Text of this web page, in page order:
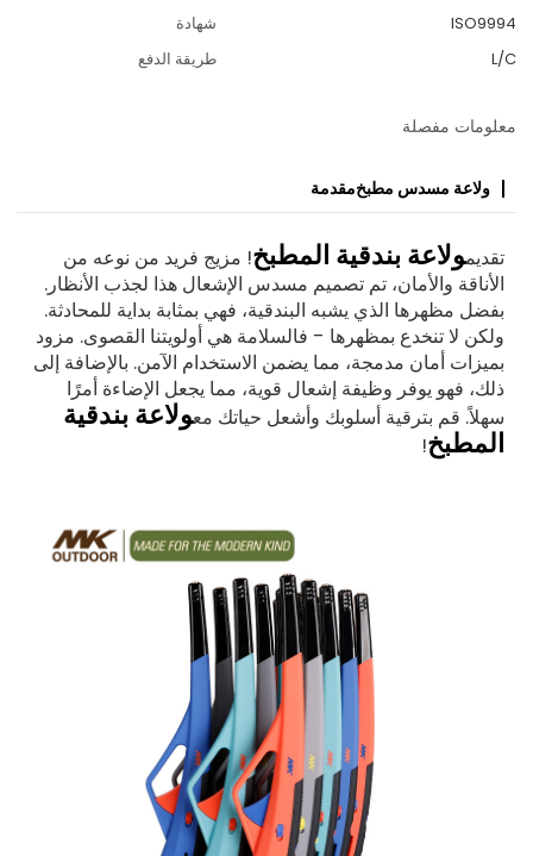
شهادة
ISO9994
طريقة الدفع
L/C
معلومات مفصلة
ولاعة مسدس مطبخمقدمة
تقديمولاعة بندقية المطبخ! مزيج فريد من نوعه من
الأناقة والأمان، تم تصميم مسدس الإشعال هذا لجذب الأنظار.
بفضل مظهرها الذي يشبه البندقية، فهي بمثابة بداية للمحادثة.
ولكن لا تنخدع بمظهرها - فالسلامة هي أولويتنا القصوى. مزود
بميزات أمان مدمجة، مما يضمن الاستخدام الآمن. بالإضافة إلى
ذلك، فهو يوفر وظيفة إشعال قوية، مما يجعل الإضاءة أمرًا
سهلاً. قم بترقية أسلوبك وأشعل حياتك معولاعة بندقية
المطبخ!